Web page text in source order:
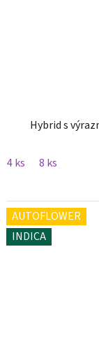
Hybrid s
4 ks
8 ks
AUTOFLOWER
INDICA